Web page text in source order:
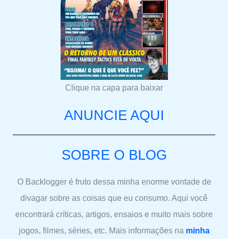
Clique na capa para baixar
ANUNCIE AQUI
SOBRE O BLOG
O Backlogger é fruto dessa minha enorme vontade de
divagar sobre as coisas que eu consumo. Aqui você
encontrará críticas, artigos, ensaios e muito mais sobre
jogos, filmes, séries, etc. Mais informações na minha